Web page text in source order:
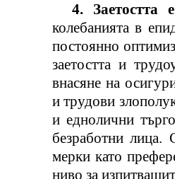
4.
колебанията в
постоянно
заетостта и
внасяне на
и трудови
и еднолични
безработни лица.
мерки като
ниво за